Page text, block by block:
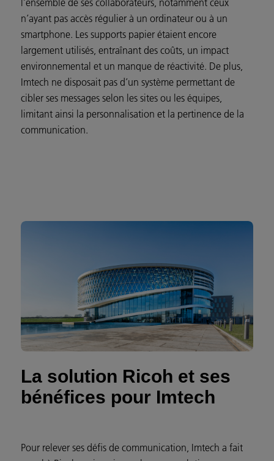
n’ayant pas accès régulier à un ordinateur ou à un
smartphone. Les supports papier étaient encore
largement utilisés, entraînant des coûts, un impact
environnemental et un manque de réactivité. De plus,
Imtech ne disposait pas d’un système permettant de
cibler ses messages selon les sites ou les équipes,
limitant ainsi la personnalisation et la pertinence de la
communication.
La solution Ricoh et ses
bénéfices pour Imtech
Pour relever ses défis de communication, Imtech a fait